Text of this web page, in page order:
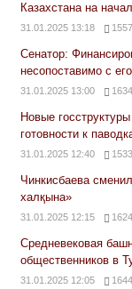
Казахстана на
31.01.2025 13:18 1557
Сенатор:
несопоставимо с
31.01.2025 13:00 1634
Новые
готовности к
31.01.2025 12:40 1533
Чинкисбаева
халқына»
31.01.2025 12:15 1624
Средневековая
общественников в
31.01.2025 12:05 1644